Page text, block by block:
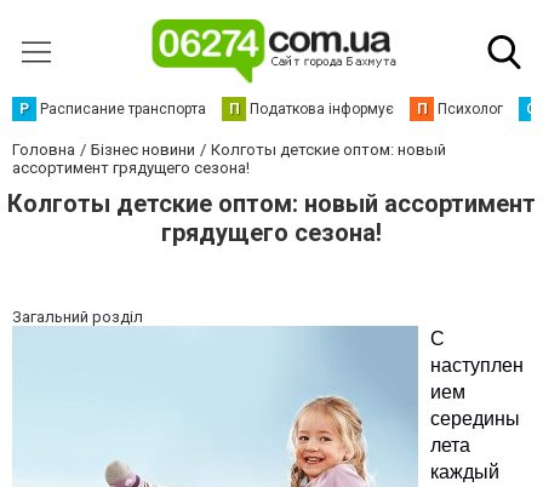
Р Расписание транспорта П Податкова інформує П Психолог С
Головна Бізнес новини
Колготы детские оптом: новый
ассортимент грядущего сезона!
Колготы детские оптом: новый ассортимент
грядущего сезона!
Загальний розділ
С
наступлен
ием
середины
лета
каждый